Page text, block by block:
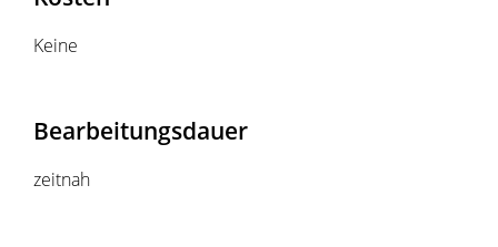
Keine
Bearbeitungsdauer
zeitnah